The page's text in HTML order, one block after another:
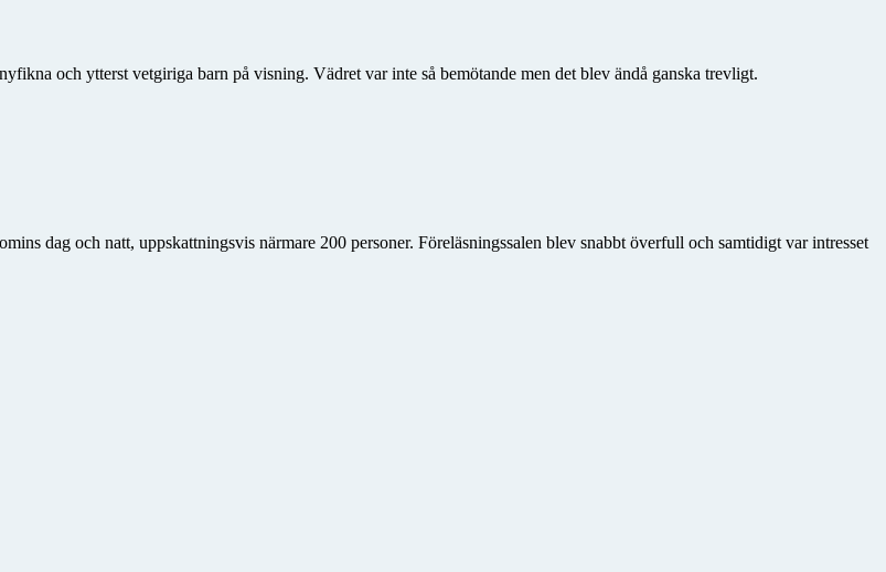
och ytterst vetgiriga barn på visning. Vädret var inte så bemötande men det blev ändå ganska trevligt.
dag och natt, uppskattningsvis närmare 200 personer. Föreläsningssalen blev snabbt överfull och samtidigt var intresset